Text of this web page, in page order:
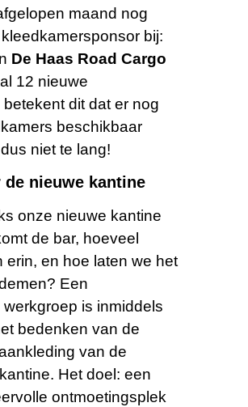
maand nog
bij:
De Haas Road Cargo
12 nieuwe
dit dat er nog
beschikbaar
niet te lang!
de nieuwe kantine
onze nieuwe kantine
de bar, hoeveel
erin, en hoe laten we het
Een
is inmiddels
bedenken van de
van de
Het doel: een
ontmoetingsplek